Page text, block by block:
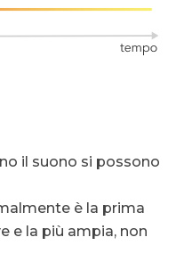
il suono si possono
è la prima
e la più ampia, non